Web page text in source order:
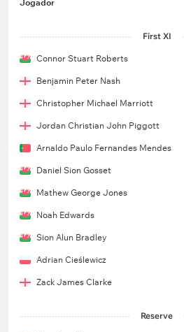
Jogador
First XI
Connor Stuart Roberts
Benjamin Peter Nash
Christopher Michael Marriott
Jordan Christian John Piggott
Arnaldo Paulo Fernandes Mendes
Daniel Sion Gosset
Mathew George Jones
Noah Edwards
Sion Alun Bradley
Adrian Cieślewicz
Zack James Clarke
Reserve